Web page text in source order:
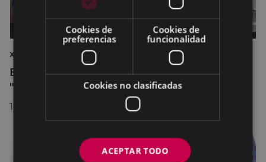
XIV IKASENPRESA FERIA
Eibar acogió la XIV edición de la feria
"Ikasenpresa”
14/02/2025
Cookies de
preferencias
Cookies de
funcionalidad
Cookies no clasificadas
ACEPTAR TODO